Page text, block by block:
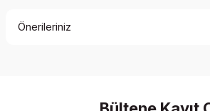
Önerileriniz
Görüş ve önerileriniz için teşekkür ederiz.